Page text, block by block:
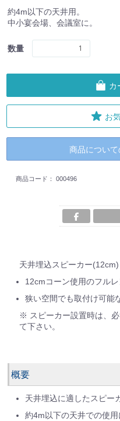
約4m以下の天井用。
中小宴会場、会議室に。
数量
カ
お
商品につい
商品コード： 000496
天井埋込スピーカー
12cmコーン使用のフルレ
狭い空間でも取付け可能
※ スピーカー設置時は、
て下さい。
概要
天井埋込に適したスピー
約4m以下の天井での使